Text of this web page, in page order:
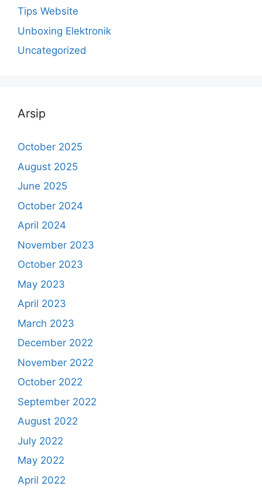
Tips Website
Unboxing Elektronik
Uncategorized
Arsip
October 2025
August 2025
June 2025
October 2024
April 2024
November 2023
October 2023
May 2023
April 2023
March 2023
December 2022
November 2022
October 2022
September 2022
August 2022
July 2022
May 2022
April 2022